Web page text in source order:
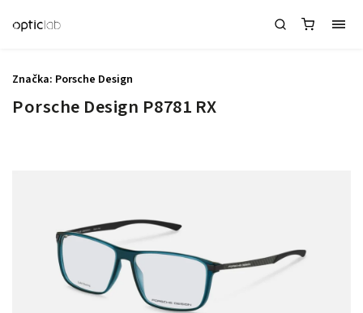
Porsche Design P8781 RX
Značka: Porsche Design